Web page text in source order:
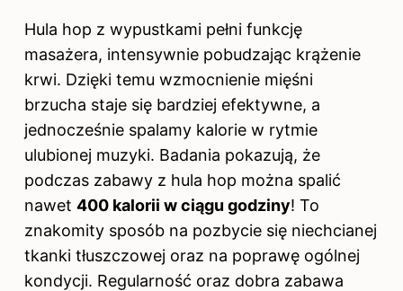
Hula hop z wypustkami pełni funkcję
masażera, intensywnie pobudzając krążenie
krwi. Dzięki temu wzmocnienie mięśni
brzucha staje się bardziej efektywne, a
jednocześnie spalamy kalorie w rytmie
ulubionej muzyki. Badania pokazują, że
podczas zabawy z hula hop można spalić
nawet 400 kalorii w ciągu godziny! To
znakomity sposób na pozbycie się niechcianej
tkanki tłuszczowej oraz na poprawę ogólnej
kondycji. Regularność oraz dobra zabawa